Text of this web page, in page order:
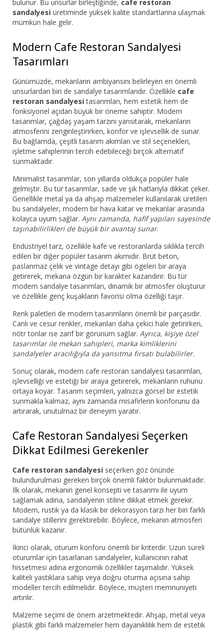
bulunur. Bu unsurlar birleştiğinde, cafe restoran
sandalyesi üretiminde yüksek kalite standartlarına ulaşmak
mümkün hale gelir.
Modern Cafe Restoran Sandalyesi
Tasarımları
Günümüzde, mekanların ambiyansını belirleyen en önemli
unsurlardan biri de sandalye tasarımlarıdır. Özellikle cafe
restoran sandalyesitasarımları, hem estetik hem de
fonksiyonel açıdan büyük bir öneme sahiptir. Modern
tasarımlar, çağdaş yaşam tarzını yansıtarak, mekanların
atmosferini zenginleştirirken, konfor ve işlevsellik de sunar.
Bu bağlamda, çeşitli tasarım akımları ve stil seçenekleri,
işletme sahiplerinin tercih edebileceği birçok alternatif
sunmaktadır.
Minimalist tasarımlar, son yıllarda oldukça popüler hale
gelmiştir. Bu tür tasarımlar, sade ve şık hatlarıyla dikkat çeker.
Genellikle metal ya da ahşap malzemeler kullanılarak üretilen
bu sandalyeler, modern bir hava katar ve mekanlar arasında
kolayca uyum sağlar. Aynı zamanda, hafif yapıları sayesinde
taşınabilirlikleri de büyük bir avantaj sunar.
Endüstriyel tarz, özellikle kafe ve restoranlarda sıklıkla tercih
edilen bir diğer popüler tasarım akımıdır. Brüt beton,
paslanmaz çelik ve vintage detayı gibi ögeleri bir araya
getirerek, mekana özgün bir karakter kazandırır. Bu tür
modern sandalye tasarımları, dinamik bir atmosfer oluşturur
ve özellikle genç kuşakların favorisi olma özelliği taşır.
Renk paletleri de modern tasarımların önemli bir parçasıdır.
Canlı ve cesur renkler, mekanları daha çekici hale getirirken,
nötr tonlar ise zarif bir görünüm sağlar. Ayrıca, kişiye özel
tasarımlar ile mekan sahipleri, marka kimliklerini
sandalyeler aracılığıyla da yansıtma fırsatı bulabilirler.
Sonuç olarak, modern cafe restoran sandalyesi tasarımları,
işlevselliği ve estetiği bir araya getirerek, mekanların ruhunu
ortaya koyar. Tasarım seçimleri, yalnızca görsel bir estetik
sunmakla kalmaz, aynı zamanda misafirlerin konforunu da
artırarak, unutulmaz bir deneyim yaratır.
Cafe Restoran Sandalyesi Seçerken
Dikkat Edilmesi Gerekenler
Cafe restoran sandalyesi seçerken göz önünde
bulundurulması gereken birçok önemli faktör bulunmaktadır.
İlk olarak, mekanın genel konsepti ve tasarımı ile uyum
sağlamak adına, sandalyenin stiline dikkat etmek gerekir.
Modern, rustik ya da klasik bir dekorasyon tarzı her biri farklı
sandalye stillerini gerektirebilir. Böylece, mekanın atmosferi
bütünlük kazanır.
İkinci olarak, oturum konforu önemli bir kriterdir. Uzun süreli
oturumlar için tasarlanan sandalyeler, kullanıcının rahat
hissetmesi adına ergonomik özellikler taşımalıdır. Yüksek
kaliteli yastıklara sahip veya doğru oturma açısına sahip
modeller tercih edilmelidir. Böylece, müşteri memnuniyeti
artırılır.
Malzeme seçimi de önem arzetmektedir. Ahşap, metal veya
plastik gibi farklı malzemeler hem dayanıklılık hem de estetik